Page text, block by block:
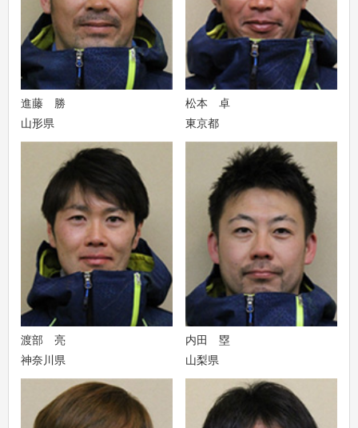
進藤 勝
山形県
松本 卓
東京都
渡部 亮
神奈川県
内田 塁
山梨県